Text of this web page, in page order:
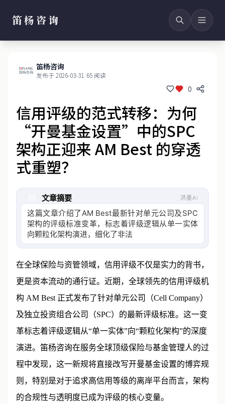
笛杨咨询
笛杨咨询
发布于 2026-03-31/65 阅读
0
信用评级的范式转移：为何
“开曼基金设置”中的SPC
架构正迎来 AM Best 的穿透
式重塑？
文章摘要 洪墨AI
这篇文章介绍了AM Best最新针对单元公司及SPC
架构的评级标准变革，标志着评级逻辑从单一实体
向颗粒化架构演进，细化了非法人、法人和混合
在全球保险与资管领域，信用评级不仅是实力的背书，
更是资本流动的通行证。近期，全球领先的信用评级机
构 AM Best 正式发布了针对单元公司（Cell Company）
及独立投资组合公司（SPC）的最新评级标准。这一变
革标志着评级逻辑从“单一实体”向“颗粒化架构”的深度
演进。笛杨咨询在服务全球顶级保险与基金管理人的过
程中发现，这一新规将直接改写开曼基金设置的博弈规
则，特别是对于追求高信用等级的离岸平台而言，架构
的合规性与透明度已成为评级的核心变量。